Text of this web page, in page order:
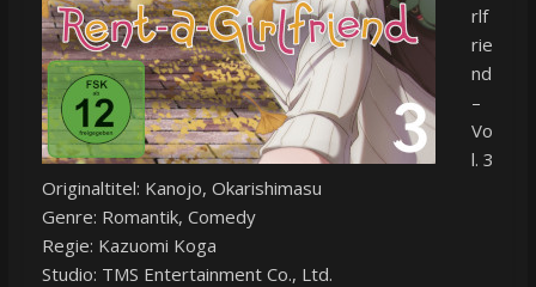
rlf
rie
nd
–
Vo
l. 3
Originaltitel: Kanojo, Okarishimasu
Genre: Romantik, Comedy
Regie: Kazuomi Koga
Studio: TMS Entertainment Co., Ltd.